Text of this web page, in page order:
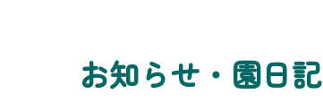
お知らせ・園日記